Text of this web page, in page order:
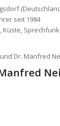
seit 1984
Küste,